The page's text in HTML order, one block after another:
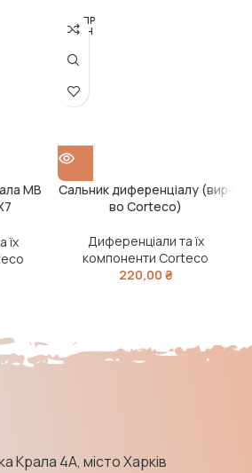
MB
їх
РОЗПР
ОДАН
Сальник диференціалу (вир-
во Corteco)
Диференціали та їх
компоненти Corteco
220,00 ₴
Крала 4А, місто Харків